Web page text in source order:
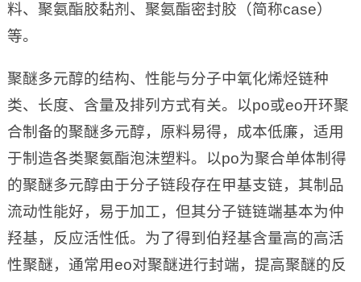
料、聚氨酯胶黏剂、聚氨酯密封胶（简称case）
等。
聚醚多元醇的结构、性能与分子中氧化烯烃链种
类、长度、含量及排列方式有关。以po或eo开环聚
合制备的聚醚多元醇，原料易得，成本低廉，适用
于制造各类聚氨酯泡沫塑料。以po为聚合单体制得
的聚醚多元醇由于分子链段存在甲基支链，其制品
流动性能好，易于加工，但其分子链链端基本为仲
羟基，反应活性低。为了得到伯羟基含量高的高活
性聚醚，通常用eo对聚醚进行封端，提高聚醚的反